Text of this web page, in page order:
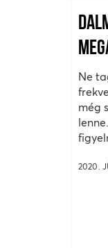
Ne
még
2020.